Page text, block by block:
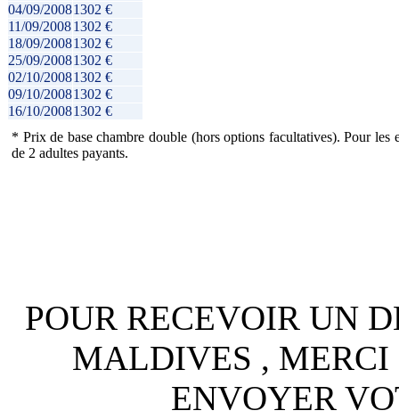
04/09/20081302 €
11/09/20081302 €
18/09/20081302 €
25/09/20081302 €
02/10/20081302 €
09/10/20081302 €
16/10/20081302 €
* Prix de base chambre double (hors options facultatives). Pour les
de 2 adultes payants.
POUR RECEVOIR UN
MALDIVES , MERCI
ENVOYER